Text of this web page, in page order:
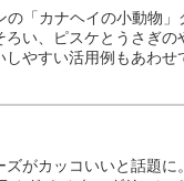
の「カナヘイの小動物
い、ピスケとうさぎ
やすい活用例もあわ
ズがカッコいいと話題